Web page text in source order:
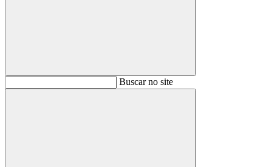
BuscarBuscar no site